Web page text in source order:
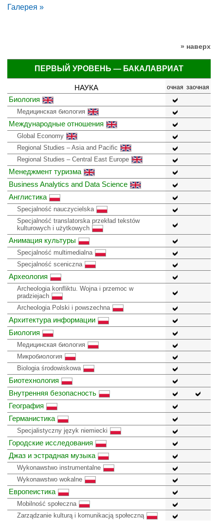
Галерея »
» наверх
ПЕРВЫЙ УРОВЕНЬ — БАКАЛАВРИАТ
НАУКА очная заочная
Биология
Медицинская биология
Международные отношения
Global Economy
Regional Studies – Asia and Pacific
Regional Studies – Central East Europe
Менеджмент туризма
Business Analytics and Data Science
Англистика
Specjalność nauczycielska
Specjalność translatorska przekład tekstów
kulturowych i użytkowych
Анимация культуры
Specjalność multimedialna
Specjalność sceniczna
Археология
Archeologia konfliktu. Wojna i przemoc w
pradziejach
Archeologia Polski i powszechna
Архитектура информации
Биология
Медицинская биология
Микробиология
Biologia środowiskowa
Биотехнология
Внутренняя безопасность
География
Германистика
Specjalistyczny język niemiecki
Городские исследования
Джаз и эстрадная музыка
Wykonawstwo instrumentalne
Wykonawstwo wokalne
Европеистика
Mobilność społeczna
Zarządzanie kulturą i komunikacją społeczną